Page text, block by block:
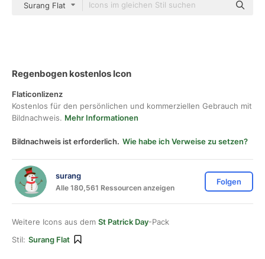
Surang Flat
Regenbogen kostenlos Icon
Flaticonlizenz
Kostenlos für den persönlichen und kommerziellen Gebrauch mit
Bildnachweis. Mehr Informationen
Bildnachweis ist erforderlich. Wie habe ich Verweise zu setzen?
surang
Alle 180,561 Ressourcen anzeigen
Folgen
Weitere Icons aus dem St Patrick Day-Pack
Stil: Surang Flat